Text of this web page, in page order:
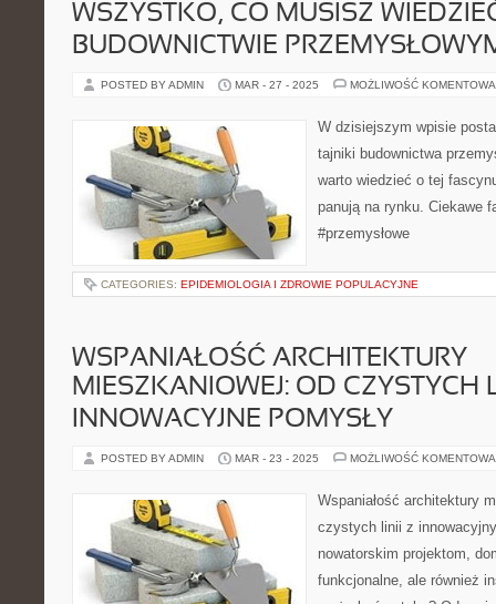
WSZYSTKO, CO MUSISZ
BUDOWNICTWIE
POSTED BY ADMIN MAR - 27 - 2025 MOŻLIWOŚĆ
W dzisiejszym wpisie
tajniki budownictwa
warto wiedzieć o tej
panują na rynku. Ciekawe
#przemysłowe
CATEGORIES: EPIDEMIOLOGIA I ZDROWIE POPULACYJNE
WSPANIAŁOŚĆ ARCHITEKTURY
MIESZKANIOWEJ: OD CZYSTYCH
INNOWACYJNE POMYSŁY
POSTED BY ADMIN MAR - 23 - 2025 MOŻLIWOŚĆ
Wspaniałość architektury
czystych linii z
nowatorskim projektom,
funkcjonalne, ale również